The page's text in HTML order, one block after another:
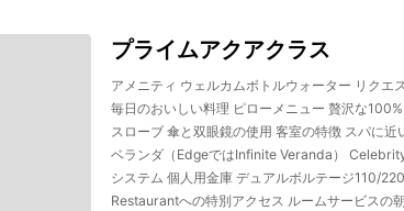
プライムアクアクラス
アメニティ ウェルカムボトルウォーター リクエ
毎日のおいしい料理 ピローメニュー 贅沢な
スローブ 傘と双眼鏡の使用 客室の特徴 スパに
ベランダ（EdgeではInfinite Veranda）
システム 個人用金庫 デュアルボルテージ110/
Restaurantへの特別アクセス ルームサービスの